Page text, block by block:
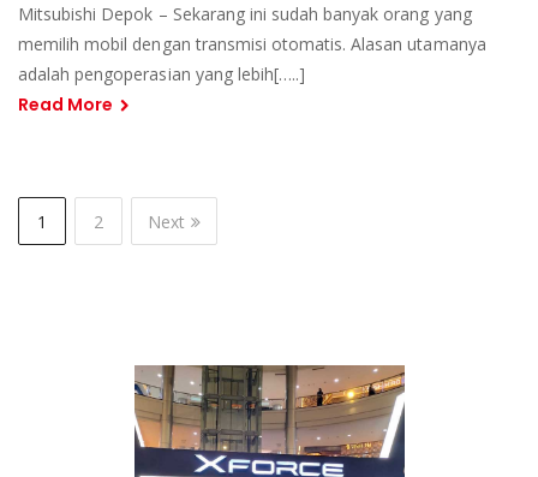
Mitsubishi Depok – Sekarang ini sudah banyak orang yang
memilih mobil dengan transmisi otomatis. Alasan utamanya
adalah pengoperasian yang lebih[…..]
Read More
1 2 Next